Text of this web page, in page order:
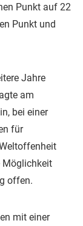
Punkt auf 22
Punkt und
Jahre
am
bei einer
für
Möglichkeit
offen.
mit einer